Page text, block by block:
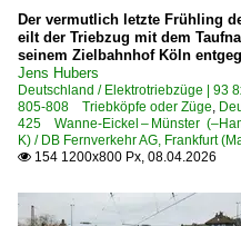
Marienborn
Minden (Westfalen)
Müllheim (Baden)
München
Neustrelitz
Der vermutlich letzte Frühling
eilt der Triebzug mit dem
seinem Zielbahnhof Köln
Jens Hubers
Deutschland / Elektrotriebzüge | 93
805-808 Triebköpfe oder Züge,
425 Wanne-Eickel – Münster
K) / DB Fernverkehr AG, Frankfurt
 154 1200x800 Px, 08.04.2026